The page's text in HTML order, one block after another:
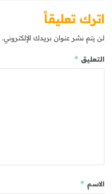
اترك تعليقاً
لن يتم نشر عنوان بريدك الإلكتروني.
التعليق *
الاسم *